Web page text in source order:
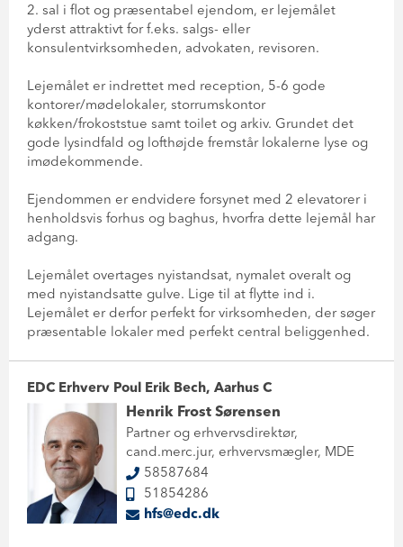
2. sal i flot og præsentabel ejendom, er lejemålet
yderst attraktivt for f.eks. salgs- eller
konsulentvirksomheden, advokaten, revisoren.
Lejemålet er indrettet med reception, 5-6 gode
kontorer/mødelokaler, storrumskontor
køkken/frokoststue samt toilet og arkiv. Grundet det
gode lysindfald og lofthøjde fremstår lokalerne lyse og
imødekommende.
Ejendommen er endvidere forsynet med 2 elevatorer i
henholdsvis forhus og baghus, hvorfra dette lejemål har
adgang.
Lejemålet overtages nyistandsat, nymalet overalt og
med nyistandsatte gulve. Lige til at flytte ind i.
Lejemålet er derfor perfekt for virksomheden, der søger
præsentable lokaler med perfekt central beliggenhed.
EDC Erhverv Poul Erik Bech, Aarhus C
Henrik Frost Sørensen
Partner og erhvervsdirektør,
cand.merc.jur, erhvervsmægler, MDE
58587684
51854286
hfs@edc.dk